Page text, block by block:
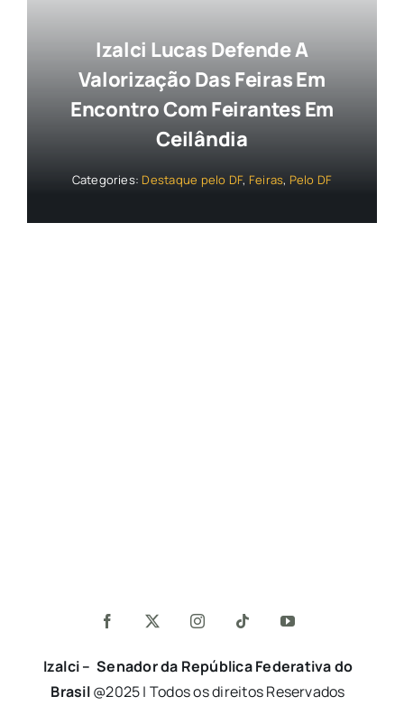
Izalci Lucas Defende A
Valorização Das Feiras Em
Encontro Com Feirantes Em
Ceilândia
Categories: Destaque pelo DF, Feiras, Pelo DF
Izalci – Senador da República Federativa do
Brasil@2025 | Todos os direitos Reservados